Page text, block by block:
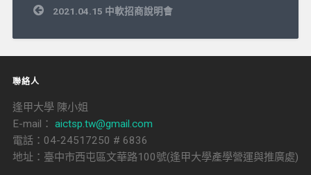
文
章
覽
2021.04.15 中軟招商說明會
聯絡人
逢甲大學 陳小姐
E-mail： aictsp.tw@gmail.com
電話：04-24517250 # 6836
地址：臺中市西屯區文華路100號(逢甲大學產學營運與推廣處)